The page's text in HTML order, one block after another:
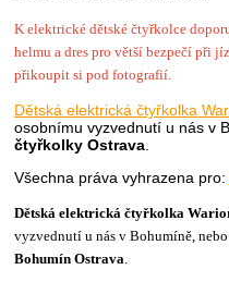
K elektrické dětské čtyřkolce
helmu a dres pro větší bezpečí při
přikoupit si pod fotografií.
Dětská elektrická čtyřkolka
osobnímu vyzvednutí u nás v
čtyřkolky Ostrava
Všechna práva vyhrazena
Dětská elektrická čtyřkolka
vyzvednutí u nás v Bohumíně,
Bohumín Ostrava